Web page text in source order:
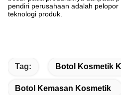
pendiri perusahaan adalah
teknologi produk.
Tag: Botol Kosmetik
Botol Kemasan Kosmetik